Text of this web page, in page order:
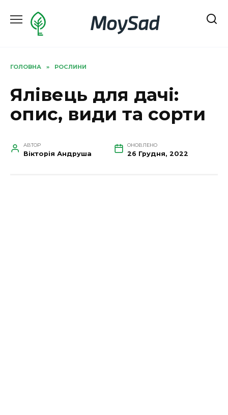
до
MoySad
ГОЛОВНА » РОСЛИНИ
Ялівець для дачі:
опис, види та сорти
АВТОР
Вікторія Андруша
ОНОВЛЕНО
26 Грудня, 2022